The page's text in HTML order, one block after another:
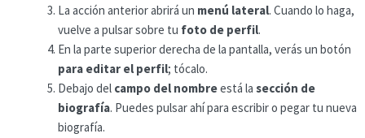
La acción anterior abrirá un menú lateral. Cuando lo haga,
vuelve a pulsar sobre tu foto de perfil.
En la parte superior derecha de la pantalla, verás un botón
para editar el perfil; tócalo.
Debajo del campo del nombreestá la sección de
biografía. Puedes pulsar ahí para escribir o pegar tu nueva
biografía.